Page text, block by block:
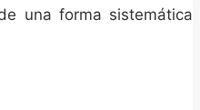
una forma sistemática